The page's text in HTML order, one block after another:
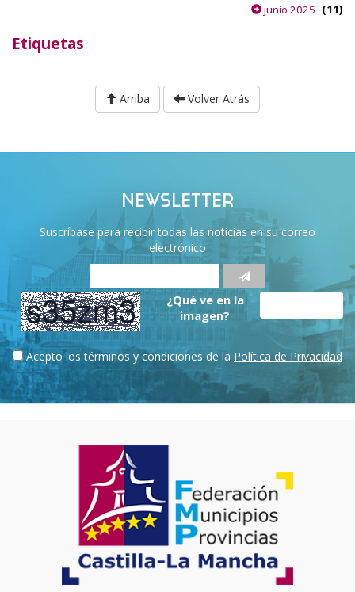
junio 2025 (11)
Etiquetas
Arriba Volver Atrás
NEWSLETTER
Suscríbase para recibir todas las noticias en su correo
electrónico
¿Qué ve en la
imagen?
Acepto los términos y condiciones de la Política de Privacidad